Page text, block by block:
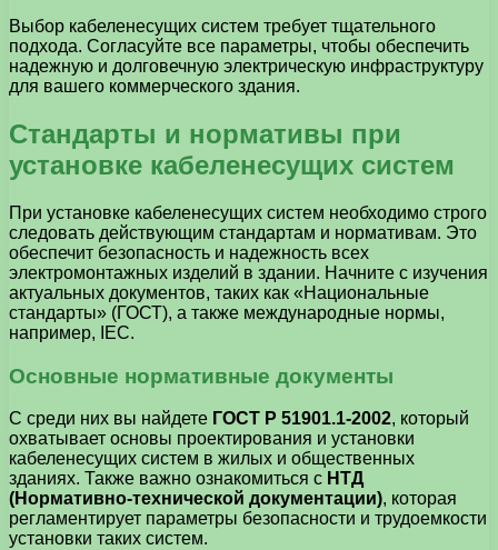
Выбор кабеленесущих систем требует тщательного
подхода. Согласуйте все параметры, чтобы обеспечить
надежную и долговечную электрическую инфраструктуру
для вашего коммерческого здания.
Стандарты и нормативы при
установке кабеленесущих систем
При установке кабеленесущих систем необходимо строго
следовать действующим стандартам и нормативам. Это
обеспечит безопасность и надежность всех
электромонтажных изделий в здании. Начните с изучения
актуальных документов, таких как «Национальные
стандарты» (ГОСТ), а также международные нормы,
например, IEC.
Основные нормативные документы
С среди них вы найдете ГОСТ Р 51901.1-2002, который
охватывает основы проектирования и установки
кабеленесущих систем в жилых и общественных
зданиях. Также важно ознакомиться с НТД
(Нормативно-технической документации), которая
регламентирует параметры безопасности и трудоемкости
установки таких систем.